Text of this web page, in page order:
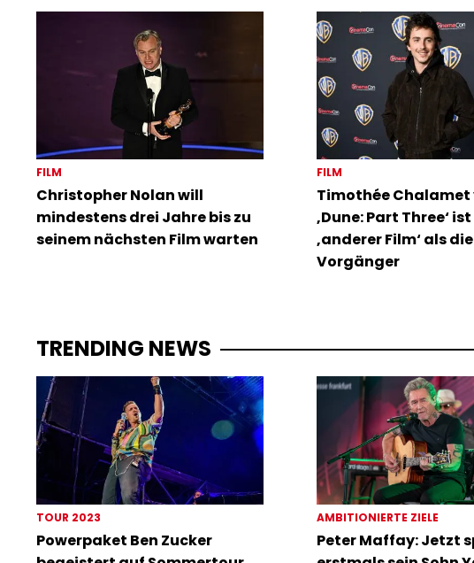
FILM
Christopher Nolan will
mindestens drei Jahre bis zu
seinem nächsten Film warten
FILM
Timothée
‚Dune: Part Three‘
‚anderer Film‘ als
Vorgänger
TRENDING NEWS
TOUR 2023
Powerpaket Ben Zucker
AMBITIONIERTE ZIELE
Peter Maffay: Jetzt